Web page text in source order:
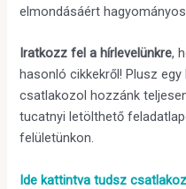
elmondásáért
Iratkozz fel a hírlevelünkre,
hasonló cikkekről! Plusz
csatlakozol hozzánk
tucatnyi letölthető
felületünkon.
Ide kattintva tudsz